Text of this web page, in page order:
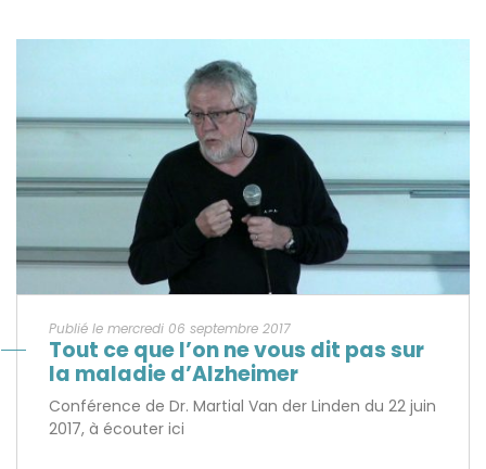
Publié le mercredi 06 septembre 2017
Tout ce que l’on ne vous dit pas sur
la maladie d’Alzheimer
Conférence de Dr. Martial Van der Linden du 22 juin
2017, à écouter ici